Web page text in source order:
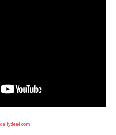
dailydead.com